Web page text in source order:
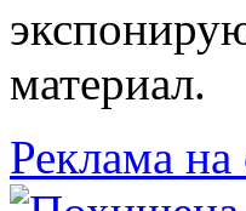
материал.
Реклама на